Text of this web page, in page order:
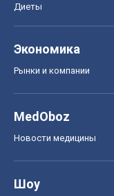
Диеты
Экономика
Рынки и компании
MedOboz
Новости медицины
Шоу